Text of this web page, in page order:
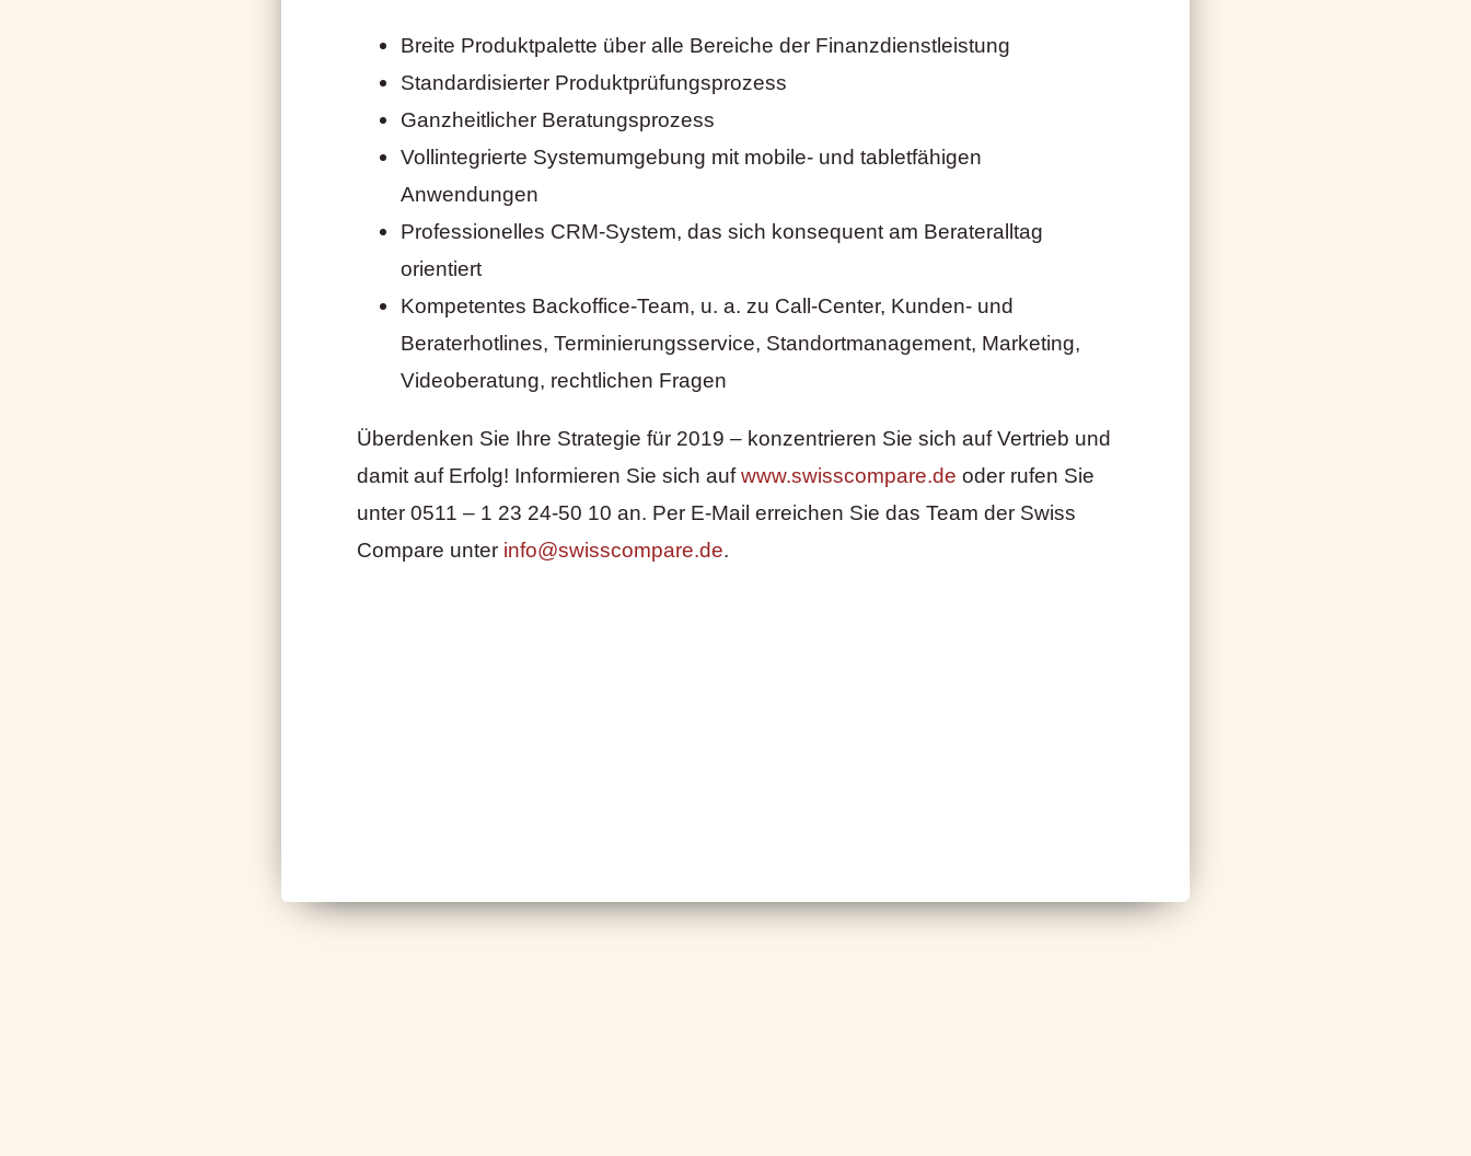
Breite Produktpalette über alle Bereiche der Finanzdienstleistung
Standardisierter Produktprüfungsprozess
Ganzheitlicher Beratungsprozess
Vollintegrierte Systemumgebung mit mobile- und tabletfähigen
Anwendungen
Professionelles CRM-System, das sich konsequent am Berateralltag
orientiert
Kompetentes Backoffice-Team, u. a. zu Call-Center, Kunden- und
Beraterhotlines, Terminierungsservice, Standortmanagement, Marketing,
Videoberatung, rechtlichen Fragen
Überdenken Sie Ihre Strategie für 2019 – konzentrieren Sie sich auf Vertrieb und
damit auf Erfolg! Informieren Sie sich aufwww.swisscompare.de oder rufen Sie
unter 0511 – 1 23 24-50 10 an. Per E-Mail erreichen Sie das Team der Swiss
Compare unter info@swisscompare.de.